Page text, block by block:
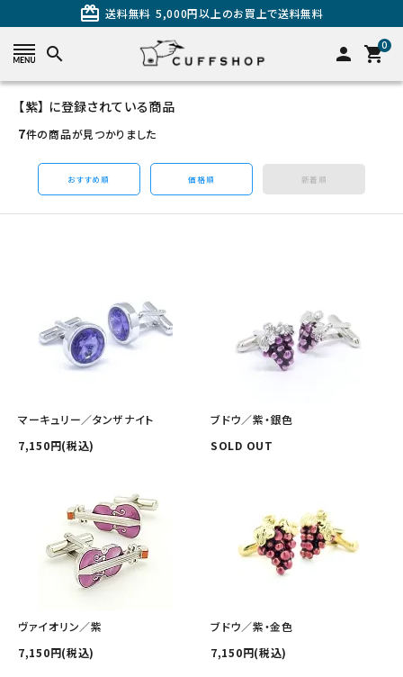
card_giftcard 送料無料 5,000円以上のお買上で送料無料
search person 0
shopping_cart
カテゴリーから探す
カフスを探す
ご利用ガイド
修理・交換
カフス相談室
お問い合わせ
【紫】 に登録されている商品
7件の商品が見つかりました
おすすめ順 価格順 新着順
マーキュリー／タンザナイト
7,150円(税込)
ブドウ／紫・銀色
SOLD OUT
ヴァイオリン／紫
7,150円(税込)
ブドウ／紫・金色
7,150円(税込)